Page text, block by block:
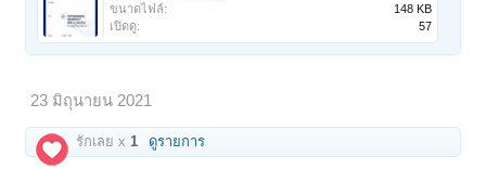
ขนาดไฟล์:
148 KB
เปิดดู:
57
23 มิถุนายน 2021
รักเลย x 1 ดูรายการ